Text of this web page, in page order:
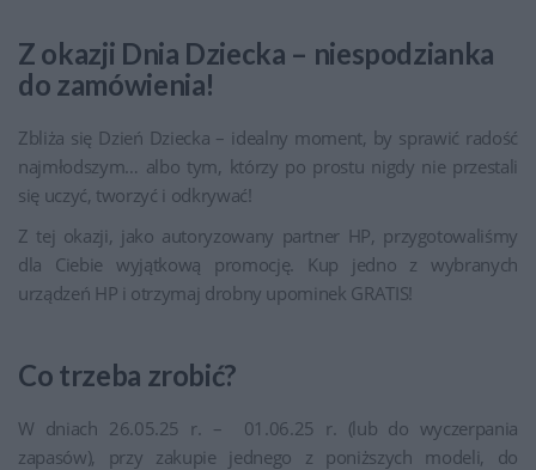
Z okazji Dnia Dziecka – niespodzianka
do zamówienia!
Zbliża się Dzień Dziecka – idealny moment, by sprawić radość
najmłodszym… albo tym, którzy po prostu nigdy nie przestali
się uczyć, tworzyć i odkrywać!
Z tej okazji, jako autoryzowany partner HP, przygotowaliśmy
dla Ciebie wyjątkową promocję. Kup jedno z wybranych
urządzeń HP i otrzymaj drobny upominek GRATIS!
Co trzeba zrobić?
W dniach 26.05.25 r. – 01.06.25 r. (lub do wyczerpania
zapasów), przy zakupie jednego z poniższych modeli, do